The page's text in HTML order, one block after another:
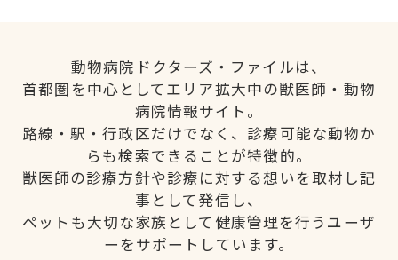
動物病院ドクターズ・ファイルは、
首都圏を中心としてエリア拡大中の獣医師・動物
病院情報サイト。
路線・駅・行政区だけでなく、診療可能な動物か
らも検索できることが特徴的。
獣医師の診療方針や診療に対する想いを取材し記
事として発信し、
ペットも大切な家族として健康管理を行うユーザ
ーをサポートしています。